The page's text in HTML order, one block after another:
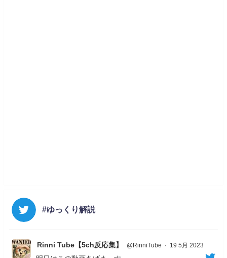
#ゆっくり解説
Rinni Tube【5ch反応集】 @RinniTube · 19 5月 2023